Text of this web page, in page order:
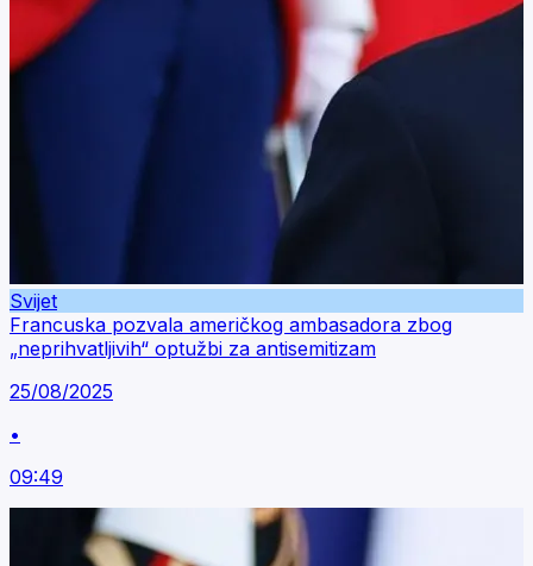
Svijet
Francuska pozvala američkog ambasadora zbog
„neprihvatljivih“ optužbi za antisemitizam
25/08/2025
•
09:49